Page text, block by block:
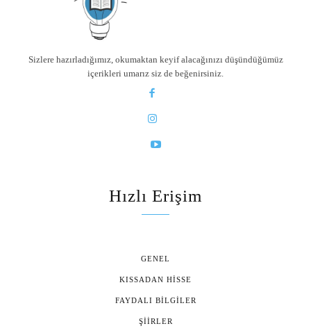
Sizlere hazırladığımız, okumaktan keyif alacağınızı düşündüğümüz
içerikleri umarız siz de beğenirsiniz.
Hızlı Erişim
GENEL
KISSADAN HISSE
FAYDALI BILGILER
ŞIIRLER